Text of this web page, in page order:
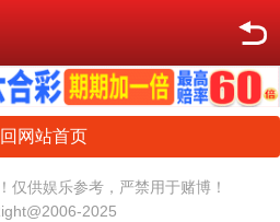
网站首页
仅供娱乐参考，严禁用于赌博！
2025